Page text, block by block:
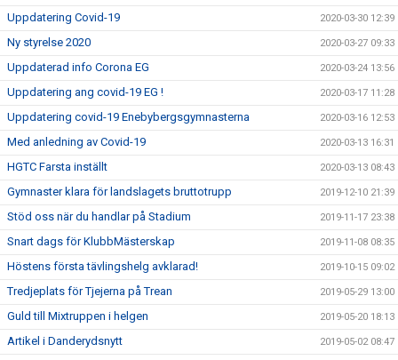
Uppdatering Covid-19 2020-03-30 12:39
Ny styrelse 2020 2020-03-27 09:33
Uppdaterad info Corona EG 2020-03-24 13:56
Uppdatering ang covid-19 EG ! 2020-03-17 11:28
Uppdatering covid-19 Enebybergsgymnasterna 2020-03-16 12:53
Med anledning av Covid-19 2020-03-13 16:31
HGTC Farsta inställt 2020-03-13 08:43
Gymnaster klara för landslagets bruttotrupp 2019-12-10 21:39
Stöd oss när du handlar på Stadium 2019-11-17 23:38
Snart dags för KlubbMästerskap 2019-11-08 08:35
Höstens första tävlingshelg avklarad! 2019-10-15 09:02
Tredjeplats för Tjejerna på Trean 2019-05-29 13:00
Guld till Mixtruppen i helgen 2019-05-20 18:13
Artikel i Danderydsnytt 2019-05-02 08:47